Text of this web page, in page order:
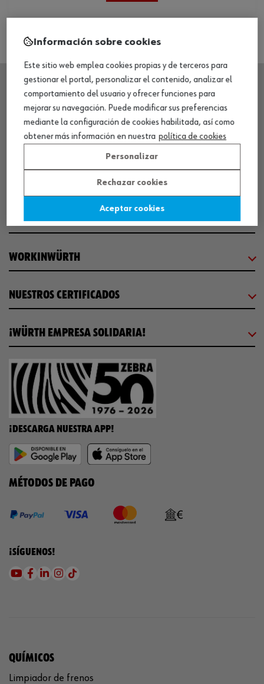
SEDE CENTRAL
CENTRO LOGÍSTICO / MUSEO
COMUNICACIÓN
WORKINWÜRTH
NUESTROS CERTIFICADOS
¡WÜRTH EMPRESA SOLIDARIA!
¡DESCARGA NUESTRA APP!
MÉTODOS DE PAGO
¡SÍGUENOS!
QUÍMICOS
Limpiador de frenos
Información sobre cookies
Este sitio web emplea cookies propias y de terceros para
gestionar el portal, personalizar el contenido, analizar el
comportamiento del usuario y ofrecer funciones para
mejorar su navegación. Puede modificar sus preferencias
mediante la configuración de cookies habilitada, así como
obtener más información en nuestra política de cookies
Personalizar
Rechazar cookies
Aceptar cookies